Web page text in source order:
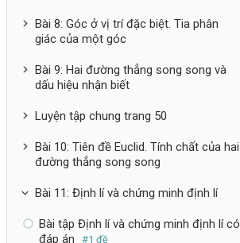
Bài 8: Góc ở vị trí đặc biệt. Tia phân
giác của một góc
Bài 9: Hai đường thẳng song song và
dấu hiệu nhận biết
Luyện tập chung trang 50
Bài 10: Tiên đề Euclid. Tính chất của hai
đường thẳng song song
Bài 11: Định lí và chứng minh định lí
Bài tập Định lí và chứng minh định lí có
đáp án
#1 đề